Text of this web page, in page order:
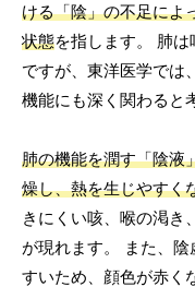
ける「陰」の不足によ
状態を指します。 肺
ですが、東洋医学では
機能にも深く関わると
肺の機能を潤す「陰液
燥し、熱を生じやすく
きにくい咳、喉の渇き
が現れます。 また、
すいため、顔色が赤く